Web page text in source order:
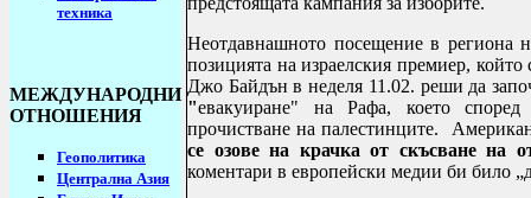
техника
МЕЖДУНАРОДНИ
ОТНОШЕНИЯ
Геополитика
Централна Азия
Неотдавнашното посещение в региона
позицията на израелския премиер,
Джо Байдън в неделя 11.02. реши да
"евакуиране" на Рафа, което според
прочистване на палестинците.
се озове на крачка от скъсване на
коментари в европейски медии би било